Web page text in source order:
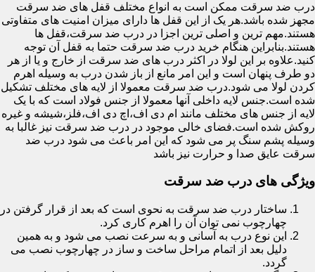
درب ضد سرقت ممکن است به انواع مختلف قفل های ضد سرقت
مجهز شده باشد.هر یک از این قفل ها دارای میزان امنیت های متفاوتی
هستند.مهم ترین و اصلی ترین اجزا در درب ضد سرقت،قفل ها
هستند.بنابراین هنگام خرید درب ضد سرقت حتما به قفل آن توجه
کنید.علاوه بر این لولا در اکثر درب های ضد سرقت از خارج و یا از هر
دو طرف پنهان است و این امر مانع از باز شدن درب به وسیله اهرم
کردن لولا می شود.درب ضد سرقت معمولا از لایه های مختلف تشکیل
شده است.جنس لایه داخلی آنها معمولا از جنس فولاد است که با یک
لایه از جنس های مختلف مانند ام دی اف،اچ دی اف،فلز،شیشه و غیره
روکش شده است.فضای خالی موجود در درب ضد سرقت نیز غالبا به
وسیله پشم سنگ پر می شود که این امر باعث می شود درب ضد
سرقت عایق صدا و حرارت نیز باشد
ویژگی های درب ضد سرقت
ساختار درب ضد سرقت به نحوی است که بعد از قرار گرفتن در
چهارچوب نمی توان آن را اهرم کاری کرد.
این نوع درب به آسانی و به سرعت نصب می شود و به همین
دلیل بعد از اتمام مراحل ساخت و ساز در چهارچوب نصب می
گردد.